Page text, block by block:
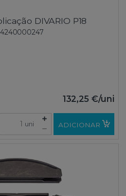
DIVARIO P18
132,25 €/uni
uni ADICIONAR